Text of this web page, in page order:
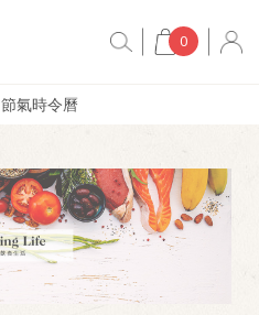
0
節氣時令曆